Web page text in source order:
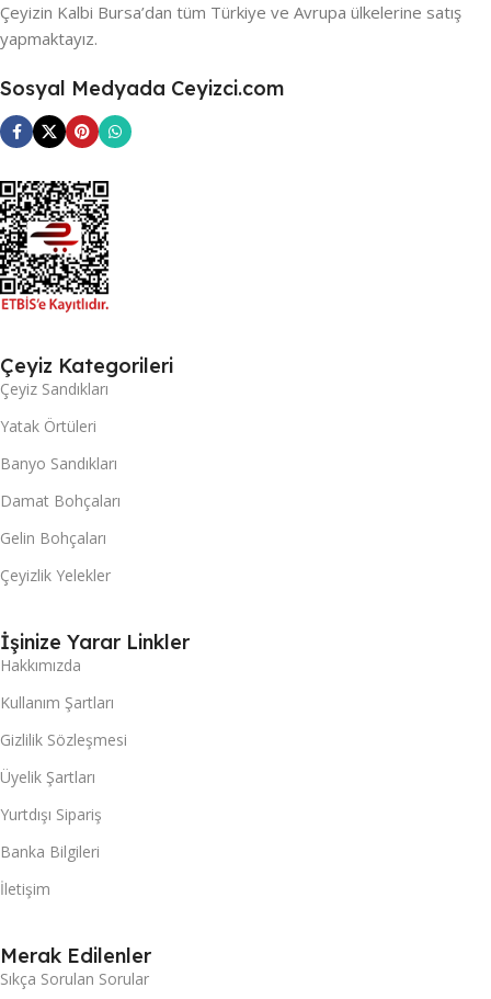
Çeyizin Kalbi Bursa’dan tüm Türkiye ve Avrupa ülkelerine satış
yapmaktayız.
Sosyal Medyada Ceyizci.com
Çeyiz Kategorileri
Çeyiz Sandıkları
Yatak Örtüleri
Banyo Sandıkları
Damat Bohçaları
Gelin Bohçaları
Çeyizlik Yelekler
İşinize Yarar Linkler
Hakkımızda
Kullanım Şartları
Gizlilik Sözleşmesi
Üyelik Şartları
Yurtdışı Sipariş
Banka Bilgileri
İletişim
Merak Edilenler
Sıkça Sorulan Sorular